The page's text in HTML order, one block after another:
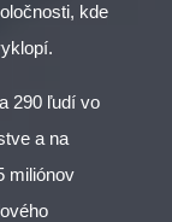
kde
290 ľudí vo
a na
miliónov